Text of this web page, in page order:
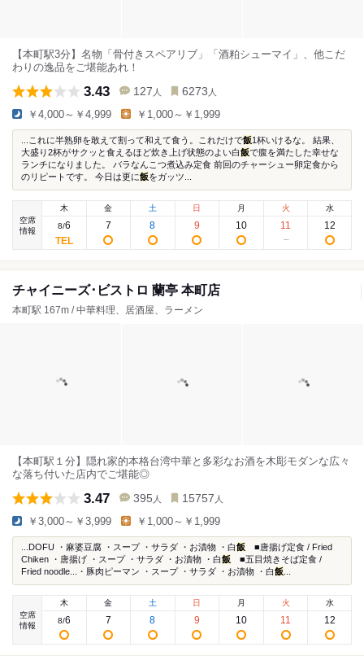
【本町駅3分】名物「骨付きスペアリブ」「酒粕シューマイ」、他こだ
わりの逸品をご堪能あれ！
3.43 127 人 6273 人
￥4,000～￥4,999 ￥1,000～￥1,999
...これに半熟卵を敢えて割って和えて食う。これだけで飯1杯いけるな。 結果、
大盛り2杯がサクッと食えるほど炊き上げ状態のよい白飯で腹を満たした幸せな
ランチになりました。 バラなんこつ煮込み定食 前回のチャーシュー卵定食から
のリピートです。 今日は更に飯をガッツ...
空席
情報
木
8/6
金
7
土
8
日
9
月
10
火
11
水
12
チャイニーズ･ビストロ 蘭亭 本町店
本町駅 167m / 中華料理、居酒屋、ラーメン
【本町駅１分】隠れ家的本格台湾中華と多彩なお酒を木彫モダンな広々
な落ち付いた店内でご堪能◎
3.47 395 人 15757 人
￥3,000～￥3,999 ￥1,000～￥1,999
...DOFU ・麻婆豆腐 ・スープ ・サラダ ・お漬物 ・白飯 ■唐揚げ定食 / Fried
Chiken ・唐揚げ ・スープ ・サラダ ・お漬物 ・白飯 ■五目焼きそば定食 /
Fried noodle...・豚肉ピーマン ・スープ ・サラダ ・お漬物 ・白飯
空席
情報
木
8/6
金
7
土
8
日
9
月
10
火
11
水
12